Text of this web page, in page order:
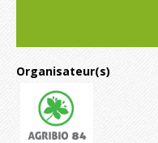
Organisateur(s)